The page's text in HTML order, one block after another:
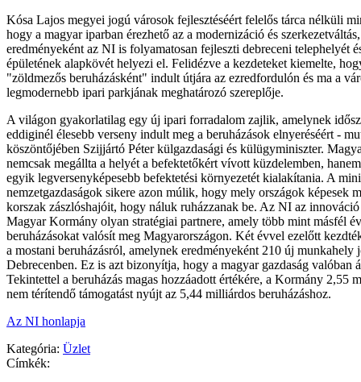
Kósa Lajos megyei jogú városok fejlesztéséért felelős tárca nélküli
hogy a magyar iparban érezhető az a modernizáció és
eredményeként az NI is folyamatosan fejleszti debreceni telephelyét
épületének alapkövét helyezi el. Felidézve a kezdeteket kiemelte,
"zöldmezős beruházásként" indult útjára az ezredfordulón és ma a
legmodernebb ipari parkjának meghatározó szereplője.
A világon gyakorlatilag egy új ipari forradalom zajlik, amelynek
eddiginél élesebb verseny indult meg a beruházások elnyeréséért -
köszöntőjében Szijjártó Péter külgazdasági és külügyminiszter.
nemcsak megállta a helyét a befektetőkért vívott küzdelemben,
egyik legversenyképesebb befektetési környezetét kialakítania. A
nemzetgazdaságok sikere azon múlik, hogy mely országok képesek
korszak zászlóshajóit, hogy náluk ruházzanak be. Az NI az
Magyar Kormány olyan stratégiai partnere, amely több mint másfél
beruházásokat valósít meg Magyarországon. Két évvel ezelőtt
a mostani beruházásról, amelynek eredményeként 210 új munkahely
Debrecenben. Ez is azt bizonyítja, hogy a magyar gazdaság valóban
Tekintettel a beruházás magas hozzáadott értékére, a Kormány 2,55
nem térítendő támogatást nyújt az 5,44 milliárdos beruházáshoz.
Az NI honlapja
Kategória: Üzlet
Címkék: